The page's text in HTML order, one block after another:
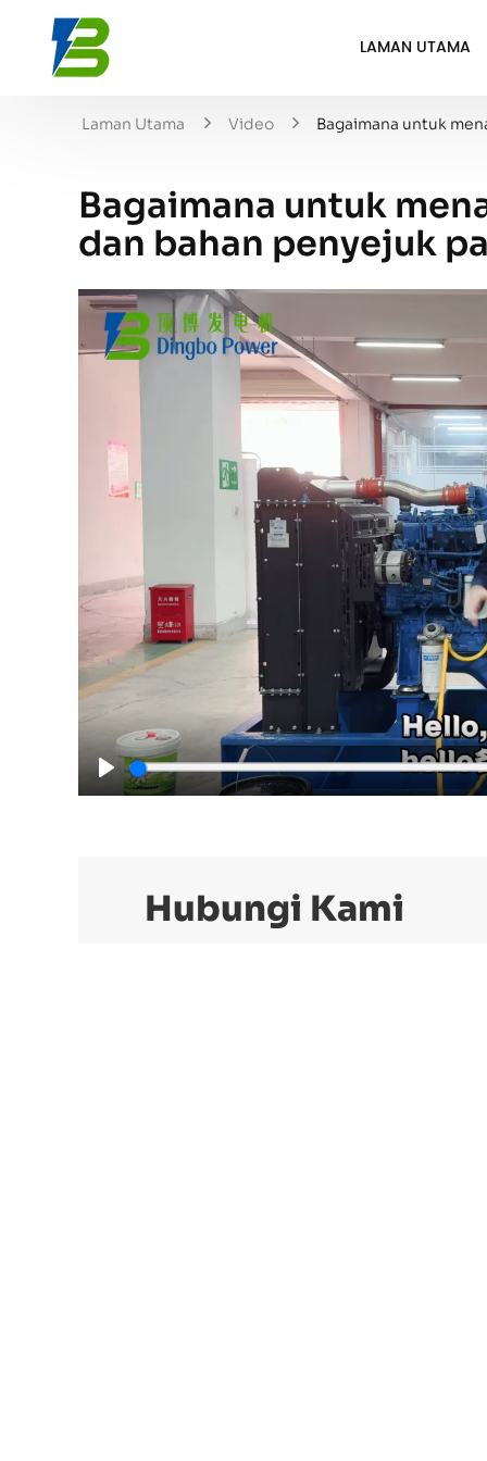
LAMAN UTAMA
Laman Utama Video Bagaimana untuk
Bagaimana untuk
dan bahan penyejuk
Play
Hubungi Kami